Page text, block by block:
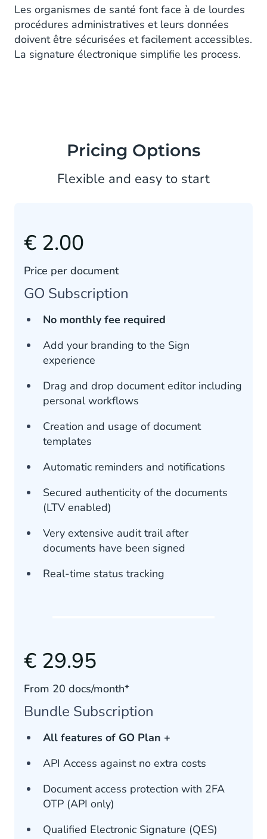
Les organismes de santé font face à de lourdes
procédures administratives et leurs données
doivent être sécurisées et facilement accessibles.
La signature électronique simplifie les process.
Pricing Options
Flexible and easy to start
€ 2.00
Price per document
GO Subscription
No monthly fee required
Add your branding to the Sign
experience
Drag and drop document editor including
personal workflows
Creation and usage of document
templates
Automatic reminders and notifications
Secured authenticity of the documents
(LTV enabled)
Very extensive audit trail after
documents have been signed
Real-time status tracking
€ 29.95
From 20 docs/month*
Bundle Subscription
All features of GO Plan +
API Access against no extra costs
Document access protection with 2FA
OTP (API only)
Qualified Electronic Signature (QES)